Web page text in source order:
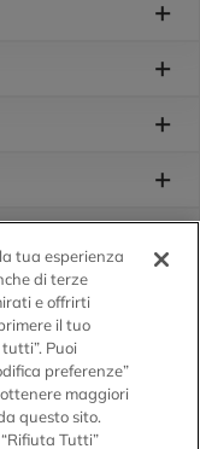
tua esperienza
di terze
e offrirti
il tuo
Puoi
preferenze”
maggiori
questo sito.
Tutti”